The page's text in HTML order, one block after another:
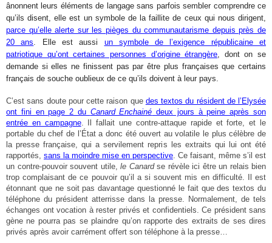
ânonnent leurs éléments de langage sans parfois sembler comprendre ce
qu’ils disent, elle est un symbole de la faillite de ceux qui nous dirigent,
parce qu’elle alerte sur les pièges du communautarisme depuis près de
20 ans. Elle est aussi un symbole de l’exigence républicaine et
patriotique qu’ont certaines personnes d’origine étrangère, dont on se
demande si elles ne finissent pas par être plus françaises que certains
français de souche oublieux de ce qu’ils doivent à leur pays.
C’est sans doute pour cette raison que des textos du résident de l’Elysée
ont fini en page 2 du Canard Enchainé deux jours à peine après son
entrée en campagne. Il fallait une contre-attaque rapide et forte, et le
portable du chef de l’État a donc été ouvert au volatile le plus célèbre de
la presse française, qui a servilement repris les extraits qui lui ont été
rapportés, sans la moindre mise en perspective. Ce faisant, même s’il est
un contre-pouvoir souvent utile, le Canardse révèle ici être un relais bien
trop complaisant de ce pouvoir qu’il a si souvent mis en difficulté. Il est
étonnant que ne soit pas davantage questionné le fait que des textos du
téléphone du président atterrisse dans la presse. Normalement, de tels
échanges ont vocation à rester privés et confidentiels. Ce président sans
gène ne pourra pas se plaindre qu’on rapporte des extraits de ses dires
privés après avoir carrément offert son téléphone à la presse…